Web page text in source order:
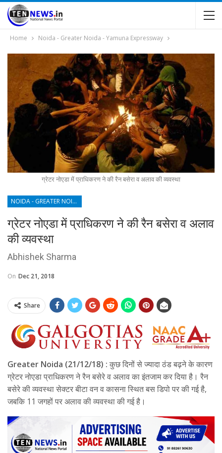
Home Noida - Greater Noida - Yamuna Expressway
ग्रेटर नोएडा में प्राधिकरण ने की रैन बसेरा व अलाव की व्यवस्था
NOIDA - GREATER NOIDA - YAMUNA EXPRESSWAY
ग्रेटर नोएडा में प्राधिकरण ने की रैन बसेरा व अलाव
की व्यवस्था
Abhishek Sharma
On Dec 21, 2018
Share
Greater Noida (21/12/18) : कुछ दिनों से ज्यादा ठंड बढ़ने के कारण
ग्रेटर नोएडा प्राधिकरण ने रैन बसेरे व अलाव का इंतजाम कर दिया है। रैन
बसेरे की व्यवस्था सेक्टर बीटा वन व कासना स्थित बस डिपो पर की गई है,
जबकि 11 जगहों पर अलाव की व्यवस्था की गई है।